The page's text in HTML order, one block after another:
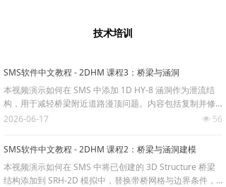
SMS软件中文教程 - 2DHM 课程3：桥梁与涵洞
本视频演示如何在 SMS 中添加 1D HY-8 涵洞作为泄流结
构，用于减轻桥梁附近道路漫顶问题。内容包括复制并修
改边界条件覆盖层、设置 Culvert HY-8、选择涵洞方案、
及上下游水面高程结果。
넶 56
2026-06-17
SMS软件中文教程 - 2DHM 课程2：桥梁与涵洞建模
本视频演示如何在 SMS 中将已创建的 3D Structure 桥梁
结构添加到 SRH-2D 模拟中，替换带桥网格与边界条件，
技术培训